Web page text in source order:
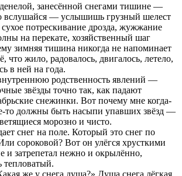
занесённой снегами тишине —
вслушайся — услышишь грузный шелест
потрескивание дрозда, жужжание
на перекате, хозяйственный шаг
зимняя тишина никогда не напоминает
что жило, радовалось, двигалось, летело,
в ней на года.
родственность явлений —
звёзды точно так, как падают
снежинки. Вот почему мне когда-
то должны быть насыпи упавших звёзд —
морозно и чисто.
снег на поле. Который это снег по
сороковой? Вот он улёгся хрусткими
и затрепетал нежно и окрылённо,
тепловатый.
же у снега душа?» Душа снега лёгкая,